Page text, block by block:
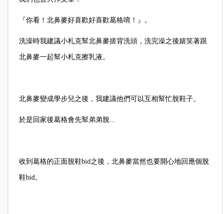
『你看！北鼻麥好喜歡好喜歡葛格唷！』。
洗澡時我建議小札克幫北鼻麥搓背洗頭，洗完澡之後嬉笑著跟
北鼻麥一起幫小札克擦乳液。
北鼻麥變成學步兒之後，我建議他們可以互相幫忙脫鞋子。
於是回家後葛格會先幫弟弟脫...
收到葛格的正面脫鞋bid之後，北鼻麥當然也要開心地回應個脫
鞋bid。